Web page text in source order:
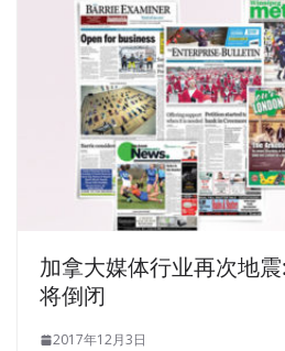
加拿大媒体行业再次地
将倒闭
2017年12月3日